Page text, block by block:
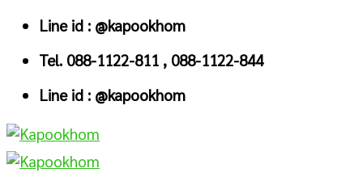
Skip
content
Line id : @kapookhom
Tel. 088-1122-811 , 088-1122-844
Line id : @kapookhom